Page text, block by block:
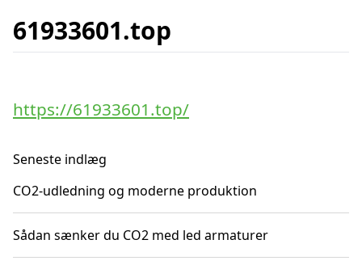
61933601.top
https://61933601.top/
Seneste indlæg
CO2-udledning og moderne produktion
Sådan sænker du CO2 med led armaturer